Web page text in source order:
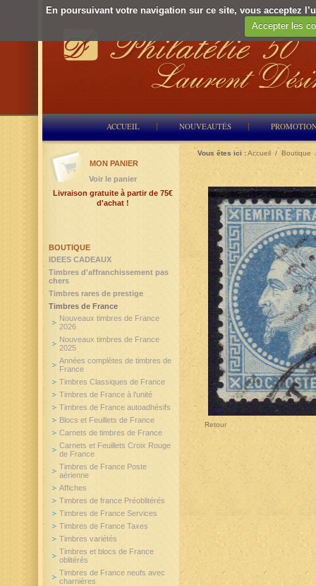
En poursuivant votre navigation sur ce site, vous acceptez
Accepter les
ACCUEIL NOUVEAUTÉS
Vous êtes ici :Accueil / Boutique
Retour
BOUTIQUE
IDEES CADEAUX
Timbres d'affranchissement pas
chers
Timbres rares de prestige
Timbres de France
Nouveaux timbres de France
2026
Nouveaux timbres de France
2025
Années complètes de timbres de
France
Timbres Classiques de France
Timbres de France à l'unité
Timbres de France autoadhésifs
Blocs et Feuillets de France
Carnets de timbres de France
Carnets et Feuillets Croix Rouge
de France
Timbres de France Poste
aérienne
Affiches
Timbres de france Préoblitérés
Timbres de France Services
Timbres de France Taxes
Timbres variétés
Timbres et blocs de France
oblitérés
Timbres de France neufs avec
charnières
MON PANIER
Voir le panier
Livraison gratuite à partir de 75€
d'achat !